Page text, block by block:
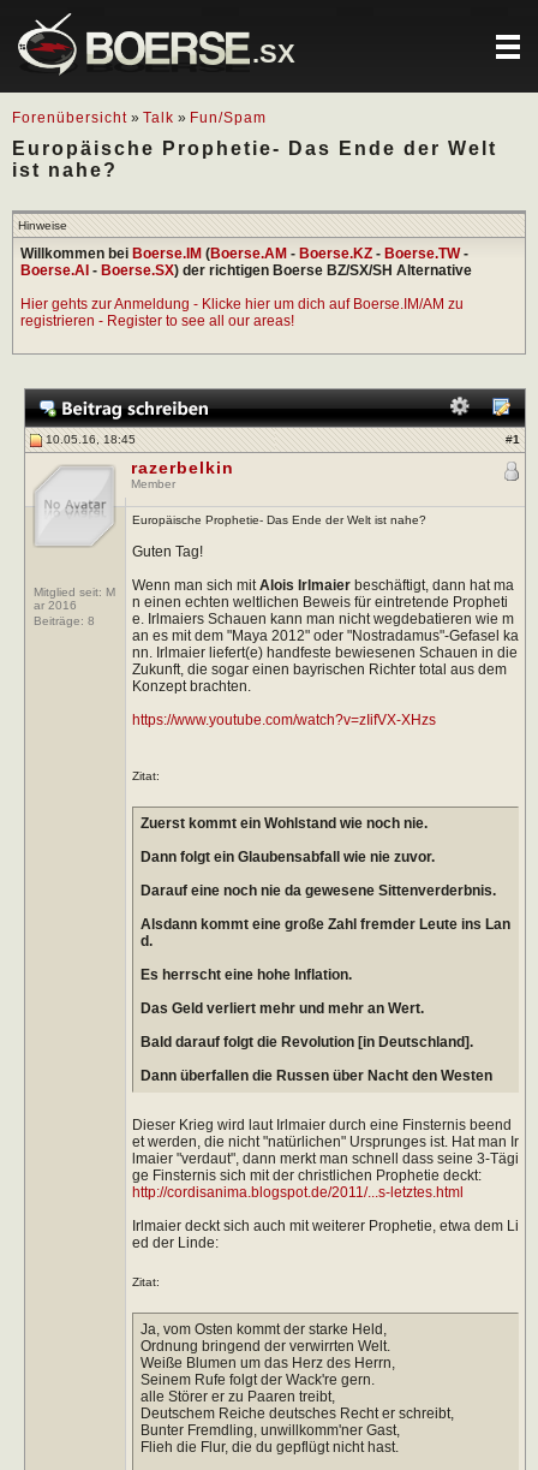
.SX
Forenübersicht » Talk » Fun/Spam
Europäische Prophetie- Das Ende der Welt
ist nahe?
Hinweise
Willkommen bei Boerse.IM (Boerse.AM - Boerse.KZ - Boerse.TW-
Boerse.AI - Boerse.SX) der richtigen Boerse BZ/SX/SH Alternative
Hier gehts zur Anmeldung - Klicke hier um dich auf Boerse.IM/AM zu
registrieren - Register to see all our areas!
10.05.16, 18:45 #1
Mitglied seit: M
ar 2016
Beiträge: 8
razerbelkin
Member
Europäische Prophetie- Das Ende der Welt ist nahe?
Guten Tag!
Wenn man sich mit Alois Irlmaierbeschäftigt, dann hat ma
n einen echten weltlichen Beweis für eintretende Propheti
e. Irlmaiers Schauen kann man nicht wegdebatieren wie m
an es mit dem "Maya 2012" oder "Nostradamus"-Gefasel ka
nn. Irlmaier liefert(e) handfeste bewiesenen Schauen in die
Zukunft, die sogar einen bayrischen Richter total aus dem
Konzept brachten.
https://www.youtube.com/watch?v=zIifVX-XHzs
Zitat:
Zuerst kommt ein Wohlstand wie noch nie.
Dann folgt ein Glaubensabfall wie nie zuvor.
Darauf eine noch nie da gewesene Sittenverderbnis.
Alsdann kommt eine große Zahl fremder Leute ins Lan
d.
Es herrscht eine hohe Inflation.
Das Geld verliert mehr und mehr an Wert.
Bald darauf folgt die Revolution [in Deutschland].
Dann überfallen die Russen über Nacht den Westen
Dieser Krieg wird laut Irlmaier durch eine Finsternis beend
et werden, die nicht "natürlichen" Ursprunges ist. Hat man Ir
lmaier "verdaut", dann merkt man schnell dass seine 3-Tägi
ge Finsternis sich mit der christlichen Prophetie deckt:
http://cordisanima.blogspot.de/2011/...s-letztes.html
Irlmaier deckt sich auch mit weiterer Prophetie, etwa dem Li
ed der Linde:
Zitat:
Ja, vom Osten kommt der starke Held,
Ordnung bringend der verwirrten Welt.
Weiße Blumen um das Herz des Herrn,
Seinem Rufe folgt der Wack're gern.
alle Störer er zu Paaren treibt,
Deutschem Reiche deutsches Recht er schreibt,
Bunter Fremdling, unwillkomm'ner Gast,
Flieh die Flur, die du gepflügt nicht hast.